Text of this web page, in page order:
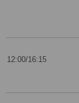
12:00/16:15